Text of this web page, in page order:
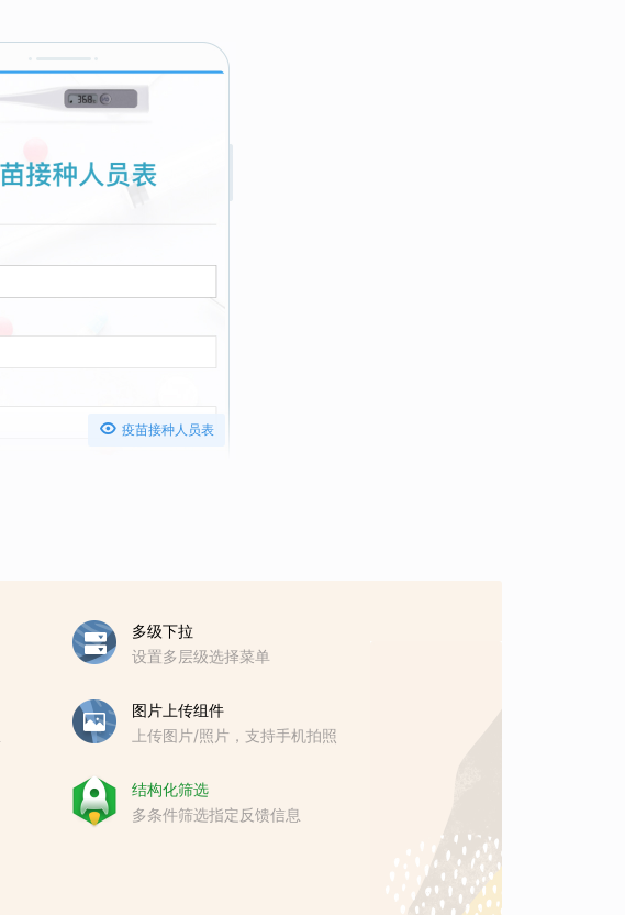
 疫苗接种人员表
多级下拉
设置多层级选择菜单
图片上传组件
上传图片/照片，支持手机拍照
结构化筛选
多条件筛选指定反馈信息